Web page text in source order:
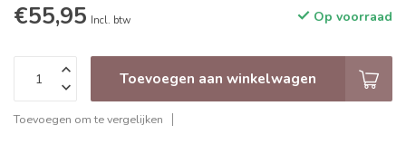
€55,95 Incl. btw Op voorraad
Toevoegen aan winkelwagen
Toevoegen om te vergelijken